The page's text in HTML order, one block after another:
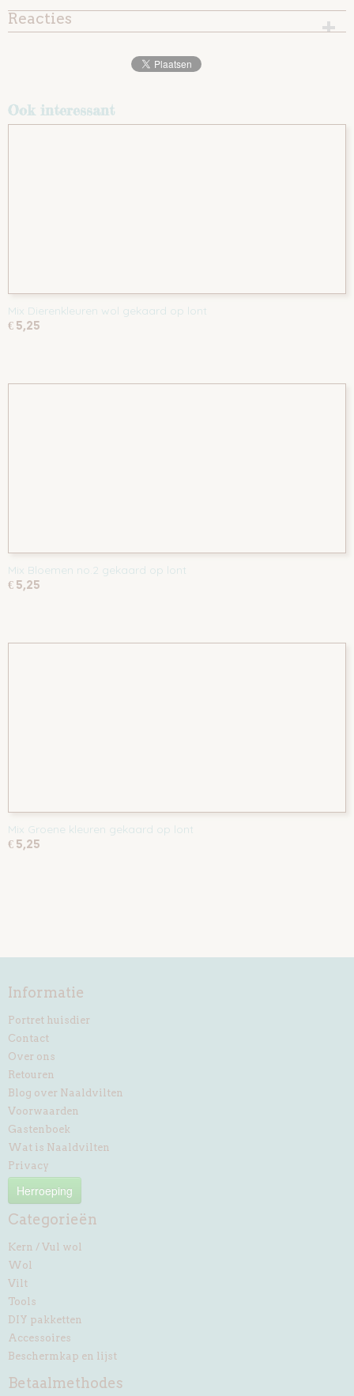
Reacties
Ook interessant
Mix Dierenkleuren wol gekaard op lont
€ 5,25
Mix Bloemen no.2 gekaard op lont
€ 5,25
Mix Groene kleuren gekaard op lont
€ 5,25
Informatie
Portret huisdier
Contact
Over ons
Retouren
Blog over Naaldvilten
Voorwaarden
Gastenboek
Wat is Naaldvilten
Privacy
Herroeping
Categorieën
Kern / Vul wol
Wol
Vilt
Tools
DIY pakketten
Accessoires
Beschermkap en lijst
Betaalmethodes